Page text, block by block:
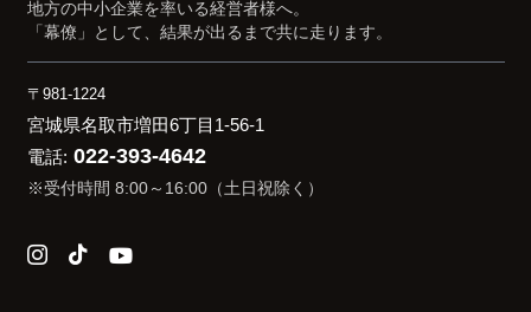
地方の中小企業を率いる経営者様へ。
「幕僚」として、結果が出るまで共に走ります。
〒981-1224
宮城県名取市増田6丁目1-56-1
電話: 022-393-4642
※受付時間 8:00～16:00（土日祝除く）